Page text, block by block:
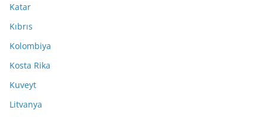
Katar
Kıbrıs
Kolombiya
Kosta Rika
Kuveyt
Litvanya